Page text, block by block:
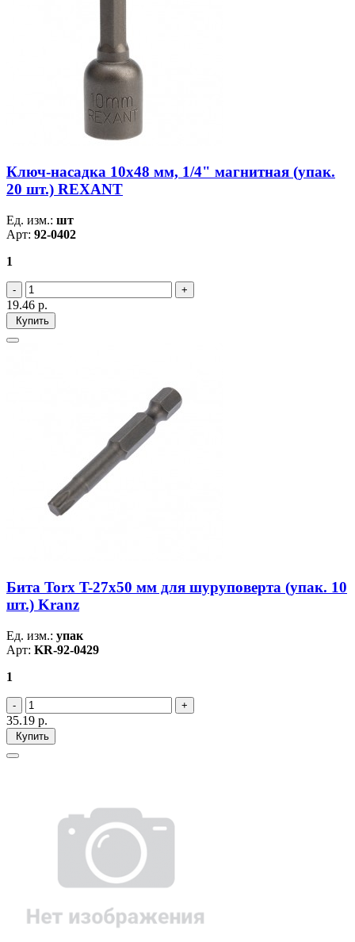
Ключ-насадка 10х48 мм, 1/4" магнитная (упак.
20 шт.) REXANT
Ед. изм.: шт
Арт: 92-0402
1
19.46 р.
Купить
Бита Torx T-27х50 мм для шуруповерта (упак. 10
шт.) Kranz
Ед. изм.: упак
Арт: KR-92-0429
1
35.19 р.
Купить